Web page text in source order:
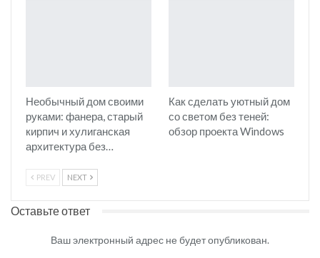
Необычный дом своими
руками: фанера, старый
кирпич и хулиганская
архитектура без…
Как сделать уютный дом
со светом без теней:
обзор проекта Windows
PREV NEXT
Оставьте ответ
Ваш электронный адрес не будет опубликован.